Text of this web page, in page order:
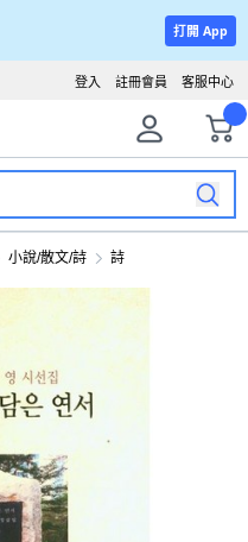
打開 App
客服中心
註冊會員
登入
小說/散文/詩 詩